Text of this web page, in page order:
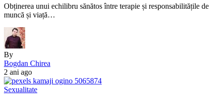
Obținerea unui echilibru sănătos între terapie și responsabilitățile de
muncă și viață…
By
Bogdan Chirea
2 ani ago
Sexualitate